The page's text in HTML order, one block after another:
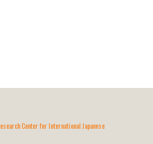
Center for International Japanese